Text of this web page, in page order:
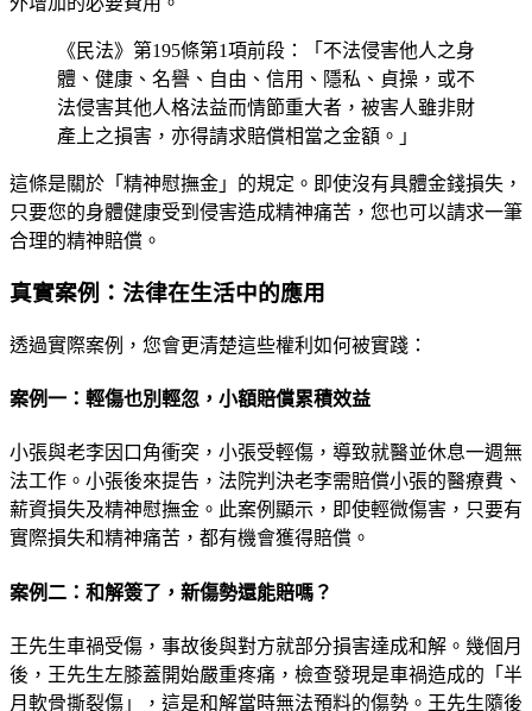
《民法》第195條第1項前段：「不法侵害他人之身
體、健康、名譽、自由、信用、隱私、貞操，或不
法侵害其他人格法益而情節重大者，被害人雖非財
產上之損害，亦得請求賠償相當之金額。」
這條是關於「精神慰撫金」的規定。即使沒有具體金錢損失，
只要您的身體健康受到侵害造成精神痛苦，您也可以請求一筆
合理的精神賠償。
真實案例：法律在生活中的應用
透過實際案例，您會更清楚這些權利如何被實踐：
案例一：輕傷也別輕忽，小額賠償累積效益
小張與老李因口角衝突，小張受輕傷，導致就醫並休息一週無
法工作。小張後來提告，法院判決老李需賠償小張的醫療費、
薪資損失及精神慰撫金。此案例顯示，即使輕微傷害，只要有
實際損失和精神痛苦，都有機會獲得賠償。
案例二：和解簽了，新傷勢還能賠嗎？
王先生車禍受傷，事故後與對方就部分損害達成和解。幾個月
後，王先生左膝蓋開始嚴重疼痛，檢查發現是車禍造成的「半
月軟骨撕裂傷」，這是和解當時無法預料的傷勢。王先生隨後